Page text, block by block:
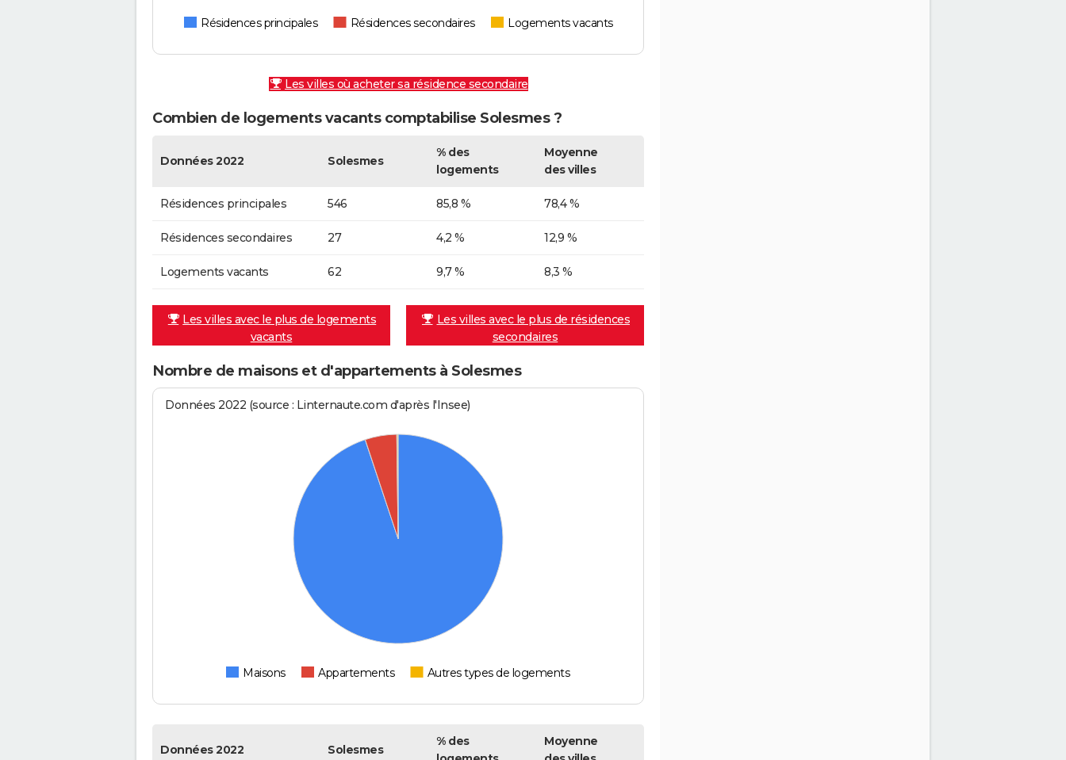
Résidences principales Résidences secondaires Logements vacants
Les villes où acheter sa résidence secondaire
Combien de logements vacants comptabilise Solesmes ?
Données 2022 Solesmes
% des
logements
Moyenne
des villes
Résidences principales 546 85,8 % 78,4 %
Résidences secondaires 27 4,2 % 12,9 %
Logements vacants 62 9,7 % 8,3 %
Les villes avec le plus de logements
vacants
Les villes avec le plus de résidences
secondaires
Nombre de maisons et d'appartements à Solesmes
Données 2022 (source : Linternaute.com d'après l'Insee)
Maisons Appartements Autres types de logements
Données 2022 Solesmes
% des
Moyenne